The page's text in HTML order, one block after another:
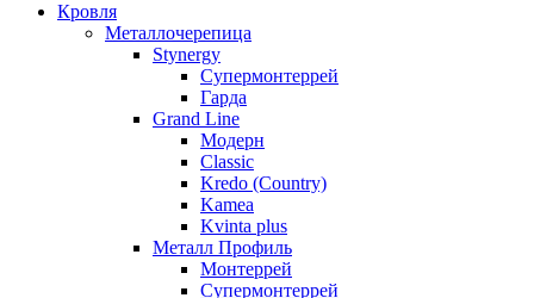
Кровля
Металлочерепица
Stynergy
Супермонтеррей
Гарда
Grand Line
Модерн
Classic
Kredo (Country)
Kamea
Kvinta plus
Металл Профиль
Монтеррей
Супермонтеррей